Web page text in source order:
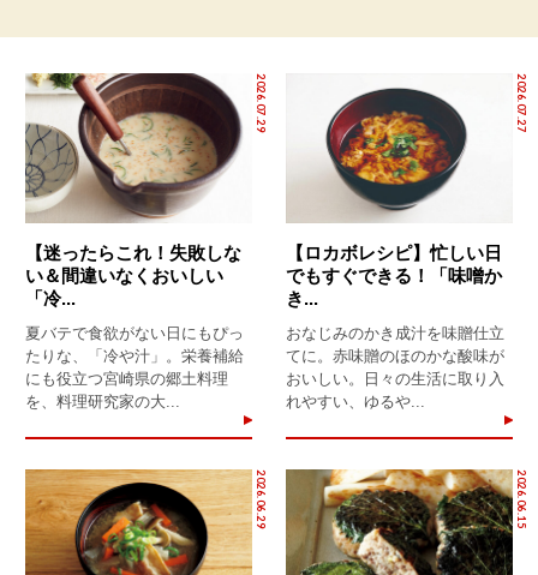
2026.07.29
【迷ったらこれ！失敗しな
い＆間違いなくおいしい
「冷...
夏バテで食欲がない日にもぴっ
たりな、「冷や汁」。栄養補給
にも役立つ宮崎県の郷土料理
を、料理研究家の大...
2026.07.27
【ロカボレシピ】忙しい日
でもすぐできる！「味噌か
き...
おなじみのかき成汁を味贈仕立
てに。赤味贈のほのかな酸味が
おいしい。日々の生活に取り入
れやすい、ゆるや...
2026.06.29 2026.06.15